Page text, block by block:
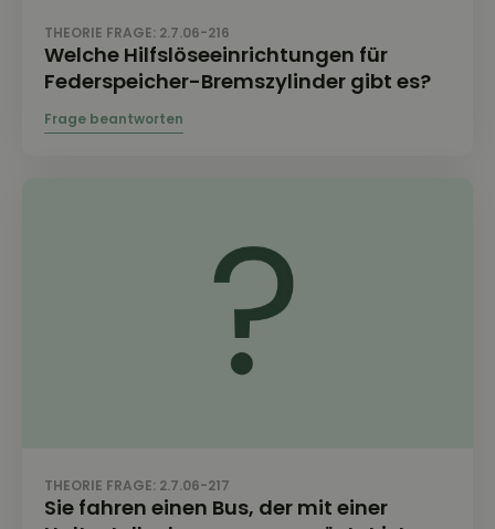
THEORIE FRAGE: 2.7.06-216
Welche Hilfslöseeinrichtungen für
Federspeicher-Bremszylinder gibt es?
THEORIE FRAGE: 2.7.06-217
Sie fahren einen Bus, der mit einer